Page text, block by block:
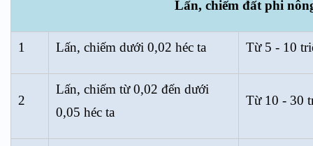
Lấn, chiếm đất phi
1 Lấn, chiếm dưới 0,02 héc ta Từ 5 - 10
2
Lấn, chiếm từ 0,02 đến dưới
0,05 héc ta
Từ 10 - 30